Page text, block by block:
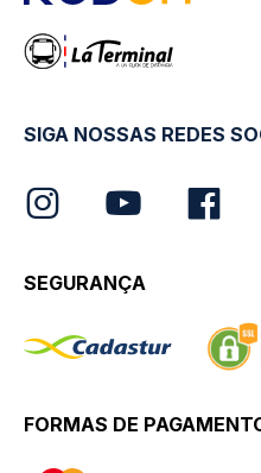
SIGA NOSSAS REDES
SEGURANÇA
FORMAS DE